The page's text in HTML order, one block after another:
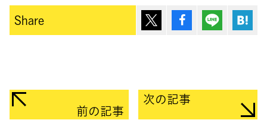
Share ポスト シェア Lineで送
前の記事
次の記事